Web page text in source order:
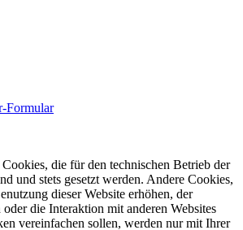
Formular
die für den technischen Betrieb der
und stets gesetzt werden. Andere Cookies,
dieser Website erhöhen, der
die Interaktion mit anderen Websites
vereinfachen sollen, werden nur mit Ihrer